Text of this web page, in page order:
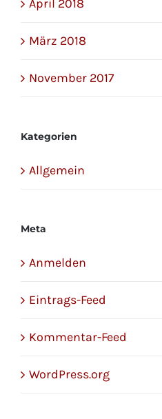
April 2018
März 2018
November 2017
Kategorien
Allgemein
Meta
Anmelden
Eintrags-Feed
Kommentar-Feed
WordPress.org